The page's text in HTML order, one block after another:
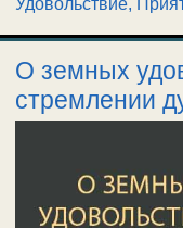
О земных
стремлении